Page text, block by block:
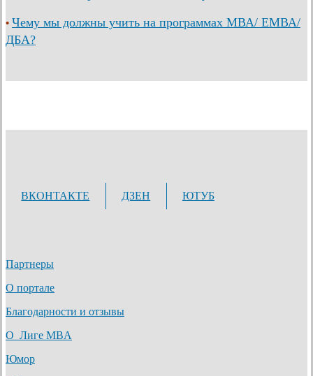
• Чему мы должны учить на программах МВА/ ЕМВА/
ДБА?
ВКОНТАКТЕ ДЗЕН ЮТУБ
Партнеры
О портале
Благодарности и отзывы
О Лиге MBA
Юмор